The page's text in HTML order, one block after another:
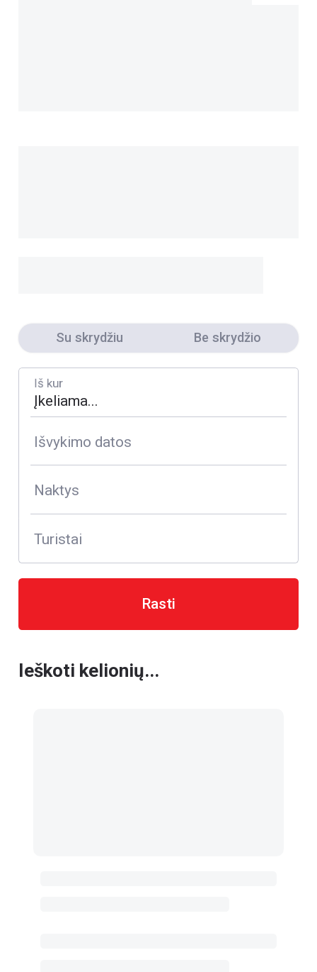
Su skrydžiu Be skrydžio
Iš kur
Išvykimo datos
Naktys
Turistai
Rasti
Ieškoti kelionių...